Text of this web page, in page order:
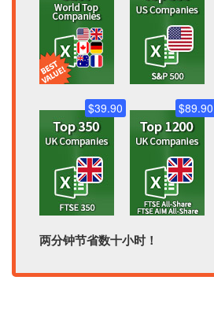
$39.90 $89.90
两分钟节省数十小时！